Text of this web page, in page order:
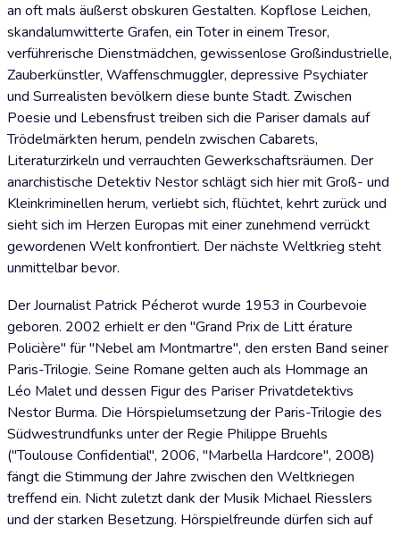
an oft mals äußerst obskuren Gestalten. Kopflose Leichen,
skandalumwitterte Grafen, ein Toter in einem Tresor,
verführerische Dienstmädchen, gewissenlose Großindustrielle,
Zauberkünstler, Waffenschmuggler, depressive Psychiater
und Surrealisten bevölkern diese bunte Stadt. Zwischen
Poesie und Lebensfrust treiben sich die Pariser damals auf
Trödelmärkten herum, pendeln zwischen Cabarets,
Literaturzirkeln und verrauchten Gewerkschaftsräumen. Der
anarchistische Detektiv Nestor schlägt sich hier mit Groß- und
Kleinkriminellen herum, verliebt sich, flüchtet, kehrt zurück und
sieht sich im Herzen Europas mit einer zunehmend verrückt
gewordenen Welt konfrontiert. Der nächste Weltkrieg steht
unmittelbar bevor.
Der Journalist Patrick Pécherot wurde 1953 in Courbevoie
geboren. 2002 erhielt er den "Grand Prix de Litt érature
Policière" für "Nebel am Montmartre", den ersten Band seiner
Paris-Trilogie. Seine Romane gelten auch als Hommage an
Léo Malet und dessen Figur des Pariser Privatdetektivs
Nestor Burma. Die Hörspielumsetzung der Paris-Trilogie des
Südwestrundfunks unter der Regie Philippe Bruehls
("Toulouse Confidential", 2006, "Marbella Hardcore", 2008)
fängt die Stimmung der Jahre zwischen den Weltkriegen
treffend ein. Nicht zuletzt dank der Musik Michael Riesslers
und der starken Besetzung. Hörspielfreunde dürfen sich auf